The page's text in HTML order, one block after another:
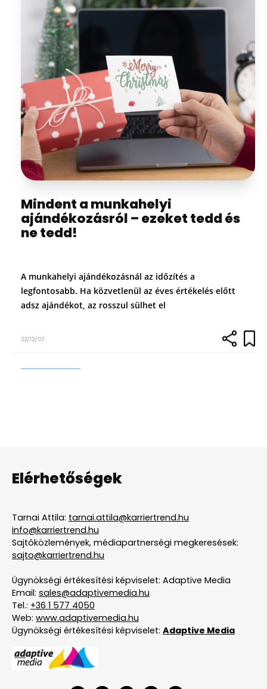
Mindent a munkahelyi
ajándékozásról – ezeket tedd és
ne tedd!
A munkahelyi ajándékozásnál az időzítés a
legfontosabb. Ha közvetlenül az éves értékelés előtt
adsz ajándékot, az rosszul sülhet el
22/12/07
Elérhetőségek
Tarnai Attila: tarnai.attila@karriertrend.hu
info@karriertrend.hu
Sajtóközlemények, médiapartnerségi megkeresések:
sajto@karriertrend.hu
Ügynökségi értékesítési képviselet: Adaptive Media
Email: sales@adaptivemedia.hu
Tel.: +36 1 577 4050
Web: www.adaptivemedia.hu
Ügynökségi értékesítési képviselet: Adaptive Media